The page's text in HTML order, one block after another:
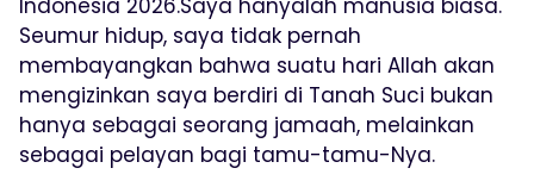
Indonesia 2026.Saya hanyalah manusia biasa.
Seumur hidup, saya tidak pernah
membayangkan bahwa suatu hari Allah akan
mengizinkan saya berdiri di Tanah Suci bukan
hanya sebagai seorang jamaah, melainkan
sebagai pelayan bagi tamu-tamu-Nya.